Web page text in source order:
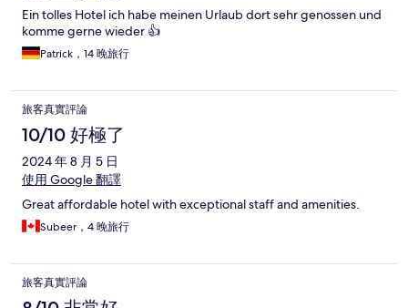
Ein tolles Hotel ich habe meinen Urlaub dort sehr genossen und
komme gerne wieder 👍
Patrick，14 晚旅行
旅客真實評論
10/10 好極了
2024 年 8 月 5 日
使用 Google 翻譯
Great affordable hotel with exceptional staff and amenities.
Subeer，4 晚旅行
旅客真實評論